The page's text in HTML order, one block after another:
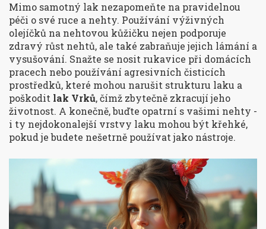
Mimo samotný lak nezapomeňte na pravidelnou
péči o své ruce a nehty. Používání výživných
olejíčků na nehtovou kůžičku nejen podporuje
zdravý růst nehtů, ale také zabraňuje jejich lámání a
vysušování. Snažte se nosit rukavice při domácích
pracech nebo používání agresivních čisticích
prostředků, které mohou narušit strukturu laku a
poškodit lak Vrků, čímž zbytečně zkracují jeho
životnost. A konečně, buďte opatrní s vašimi nehty -
i ty nejdokonalejší vrstvy laku mohou být křehké,
pokud je budete nešetrně používat jako nástroje.